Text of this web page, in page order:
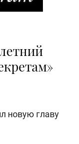
новую главу